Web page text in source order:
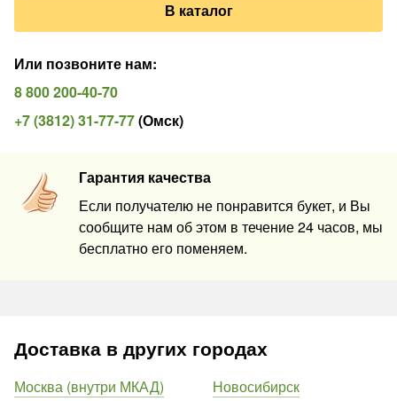
В каталог
Или позвоните нам:
8 800 200-40-70
+7 (3812) 31-77-77(Омск)
Гарантия качества
Если получателю не понравится букет, и Вы
сообщите нам об этом в течение 24 часов, мы
бесплатно его поменяем.
Доставка в других городах
Москва (внутри МКАД)
Новосибирск